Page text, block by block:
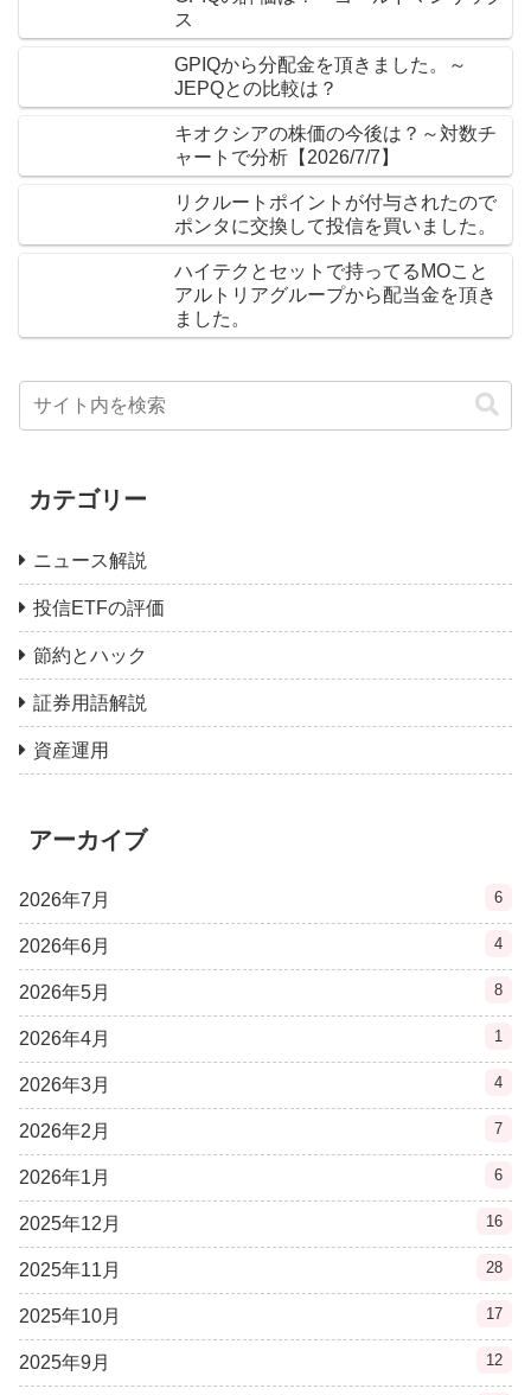
ス
GPIQから分配金を頂きました。～
JEPQとの比較は？
キオクシアの株価の今後は？～対数チ
ャートで分析【2026/7/7】
リクルートポイントが付与されたので
ポンタに交換して投信を買いました。
ハイテクとセットで持ってるMOこと
アルトリアグループから配当金を頂き
ました。
カテゴリー
ニュース解説
投信ETFの評価
節約とハック
証券用語解説
資産運用
アーカイブ
2026年7月 6
2026年6月 4
2026年5月 8
2026年4月 1
2026年3月 4
2026年2月 7
2026年1月 6
2025年12月 16
2025年11月 28
2025年10月 17
2025年9月 12